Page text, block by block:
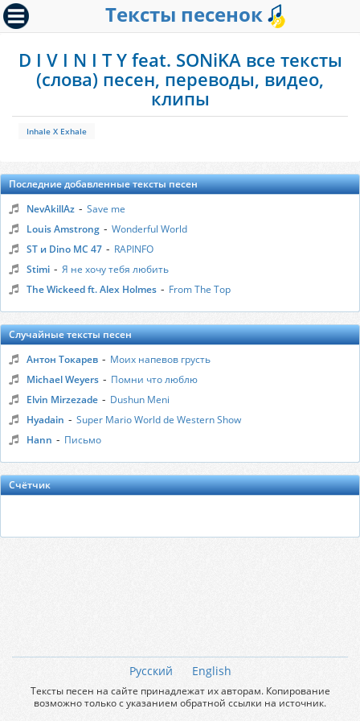
Тексты песенок
D I V I N I T Y feat. SONiKA все тексты
(слова) песен, переводы, видео,
клипы
Inhale X Exhale
Последние добавленные тексты песен
NevAkillAz - Save me
Louis Amstrong - Wonderful World
ST и Dino MC 47 - RAPINFO
Stimi - Я не хочу тебя любить
The Wickeed ft. Alex Holmes - From The Top
Случайные тексты песен
Антон Токарев - Моих напевов грусть
Michael Weyers - Помни что люблю
Elvin Mirzezade - Dushun Meni
Hyadain - Super Mario World de Western Show
Hann - Письмо
Счётчик
Русский English
Тексты песен на сайте принадлежат их авторам. Копирование
возможно только с указанием обратной ссылки на источник.